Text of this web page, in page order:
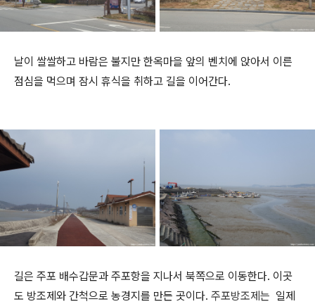
날이 쌀쌀하고 바람은 불지만 한옥마을 앞의 벤치에 앉아서 이른
점심을 먹으며 잠시 휴식을 취하고 길을 이어간다.
길은 주포 배수갑문과 주포항을 지나서 북쪽으로 이동한다. 이곳
도 방조제와 간척으로 농경지를 만든 곳이다. 주포방조제는 일제